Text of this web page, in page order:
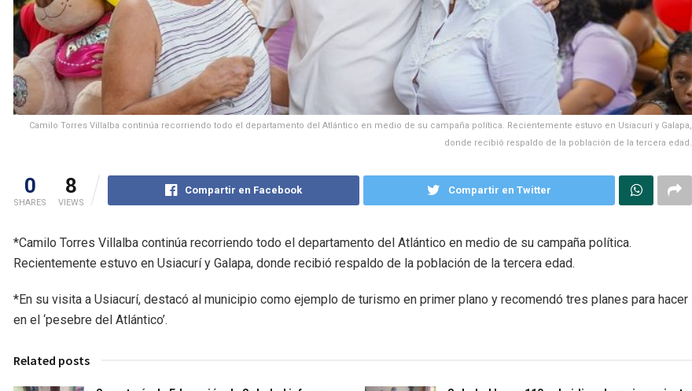
Camilo Torres Villalba continúa recorriendo todo el departamento del Atlántico en medio de su campaña política. Recientemente estuvo en Usiacurí y Galapa,
donde recibió respaldo de la población de la tercera edad.
0
SHARES
8
VIEWS
Compartir en Facebook Compartir en Twitter
*Camilo Torres Villalba continúa recorriendo todo el departamento del Atlántico en medio de su campaña política.
Recientemente estuvo en Usiacurí y Galapa, donde recibió respaldo de la población de la tercera edad.
*En su visita a Usiacurí, destacó al municipio como ejemplo de turismo en primer plano y recomendó tres planes para hacer
en el ‘pesebre del Atlántico’.
Related posts